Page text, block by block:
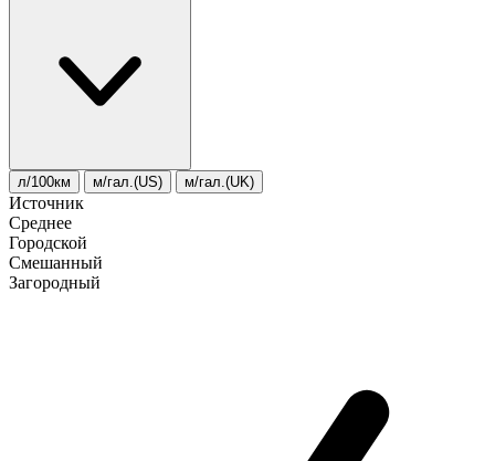
л/100км м/гал.(US) м/гал.(UK)
Источник
Среднее
Городской
Смешанный
Загородный